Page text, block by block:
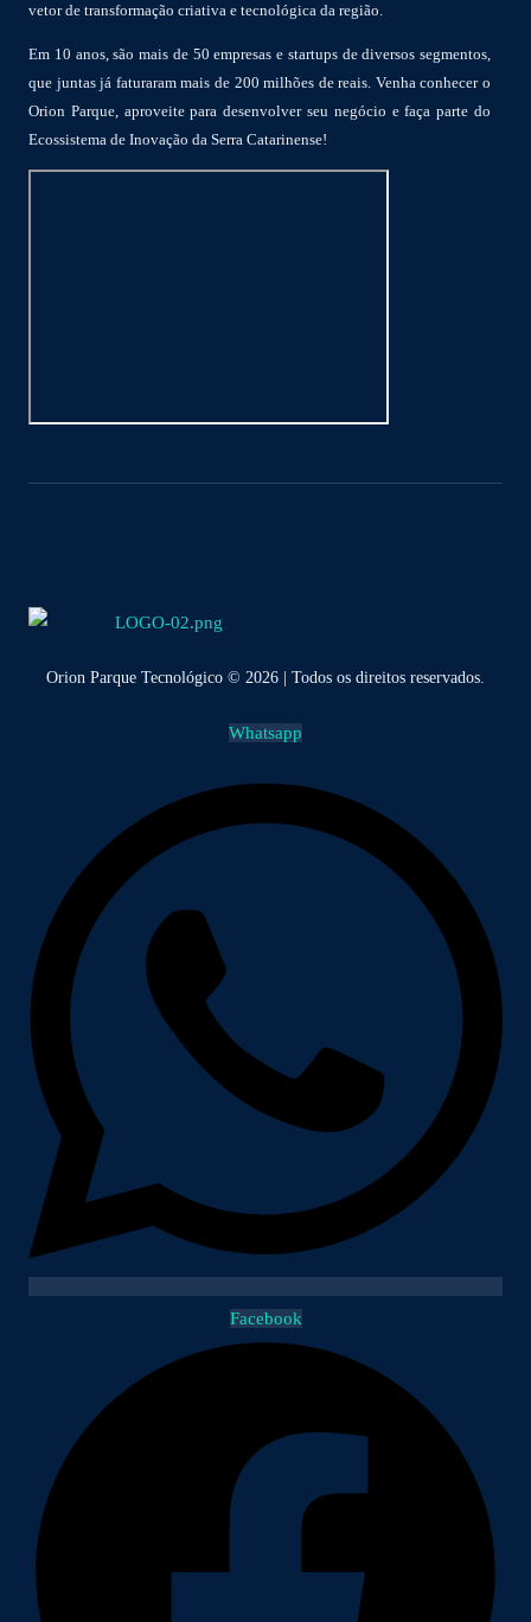
vetor de transformação criativa e tecnológica da região.
Em 10 anos, são mais de 50 empresas e startups de diversos segmentos,
que juntas já faturaram mais de 200 milhões de reais. Venha conhecer o
Orion Parque, aproveite para desenvolver seu negócio e faça parte do
Ecossistema de Inovação da Serra Catarinense!
Orion Parque Tecnológico © 2026 | Todos os direitos reservados.
Whatsapp
Facebook